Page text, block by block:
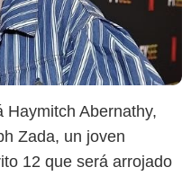
Haymitch Abernathy,
Zada, un joven
12 que será arrojado